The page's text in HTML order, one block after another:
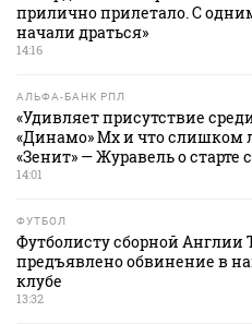
прилично прилетало. С
начали драться»
14:16
АЛЬФА-БАНК РПЛ
«Удивляет присутствие
«Динамо» Мх и что слишком
«Зенит» — Журавель о старте
14:01
ФУТБОЛ
Футболисту сборной Англии
предъявлено обвинение в
клубе
13:32